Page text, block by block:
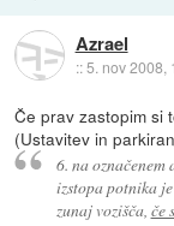
Azrael
::5. nov 2008,
Če prav zastopim si
(Ustavitev in
6. na
izstopa potnika
zunaj vozišča, če